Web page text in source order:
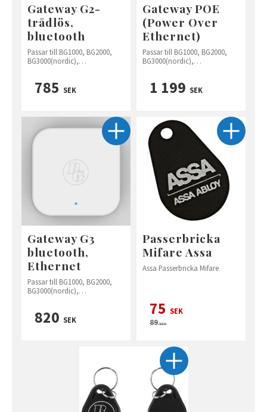
Gateway G2-
trådlös,
bluetooth
Passar till BG1000, BG2000,
BG3000(nordic),
785 SEK
Gateway POE
(Power Over
Ethernet)
Passar till BG1000, BG2000,
BG3000(nordic),
1 199 SEK
Gateway G3
bluetooth,
Ethernet
Passar till BG1000, BG2000,
BG3000(nordic),
820 SEK
Passerbricka
Mifare Assa
Assa Passerbricka Mifare
75 SEK
89SEK